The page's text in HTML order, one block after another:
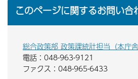
このページに関するお問い合
総合政策部 政策課統計担当（本庁舎
電話：048-963-9121
ファクス：048-965-6433